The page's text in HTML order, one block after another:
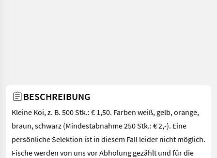
BESCHREIBUNG
Kleine Koi, z. B. 500 Stk.: € 1,50. Farben weiß, gelb, orange,
braun, schwarz (Mindestabnahme 250 Stk.: € 2,-). Eine
persönliche Selektion ist in diesem Fall leider nicht möglich.
Fische werden von uns vor Abholung gezählt und für die